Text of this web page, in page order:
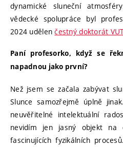
dynamické sluneční
vědecké spolupráce byl
2024 udělenčestný doktorát
Paní profesorko, když se
napadnou jako první?
Než jsem se začala zabývat
Slunce samozřejmě úplně
neuvěřitelné intelektuální
nevidím jen jasný objekt na
fascinujících fyzikálních